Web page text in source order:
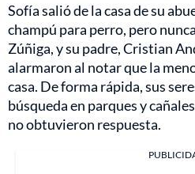
Sofía salió de la casa de su
champú para perro, pero
Zúñiga, y su padre, Cristian
alarmaron al notar que la
casa. De forma rápida, sus
búsqueda en parques y
no obtuvieron respuesta.